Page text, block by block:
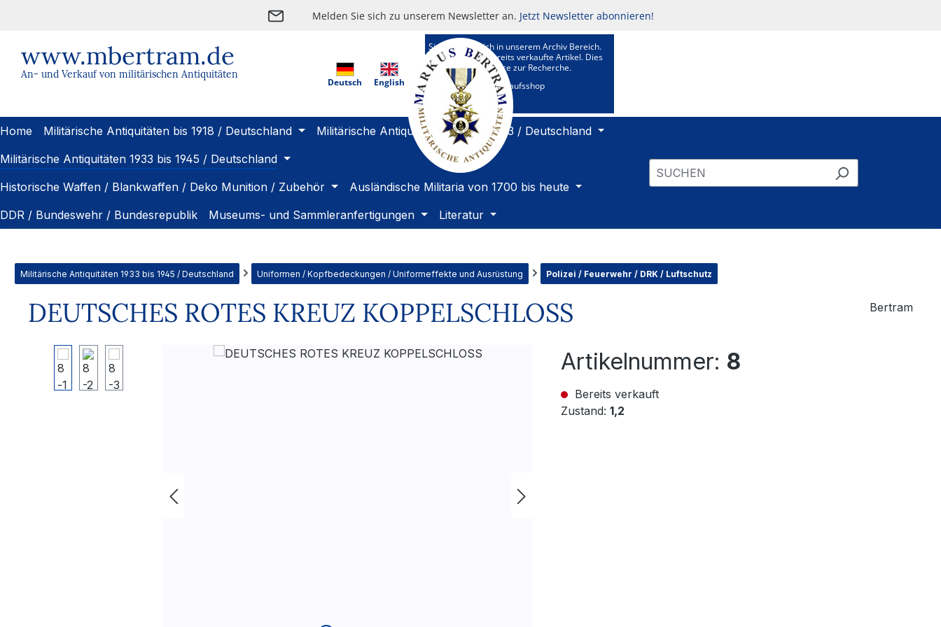
Melden Sie sich zu unserem Newsletter an. Jetzt Newsletter abonnieren!
www.mbertram.de
An- und Verkauf von militärischen Antiquitäten
Deutsch English
Sie befinden sich in unserem Archiv Bereich.
Hier sehen Sie bereits verkaufte Artikel. Dies
ist ein Kundenservice zur Recherche.
Zu unserem Verkaufsshop
Home Militärische Antiquitäten bis 1918 / Deutschland
Militärische Antiquitäten 1919 bis 1933 / Deutschland
Militärische Antiquitäten 1933 bis 1945 / Deutschland
Historische Waffen / Blankwaffen / Deko Munition / Zubehör
Ausländische Militaria von 1700 bis heute
DDR / Bundeswehr / Bundesrepublik
Museums- und Sammleranfertigungen Literatur
Militärische Antiquitäten 1933 bis 1945 / Deutschland Uniformen / Kopfbedeckungen / Uniformeffekte und Ausrüstung Polizei / Feuerwehr / DRK / Luftschutz
DEUTSCHES ROTES KREUZ KOPPELSCHLOSS Bertram
Bildergalerie überspringen Artikelnummer: 8
Bereits verkauft
Zustand: 1,2